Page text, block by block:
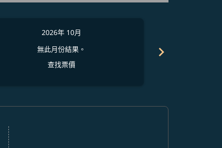
2026年 10月
無此月份結果。
查找票價
chevron_right
票價
查找票價查找票價查找票價
disclaimer. 查找票價
offers-disclaimer. 查找票價
view-offers-disclaimer. 查找票價
cmp-view-offers-disclaimer. 查找票價
cmp-view-offers-disclaimer. 查找票價
cmp-view-offers-disclaimer. 查找票價